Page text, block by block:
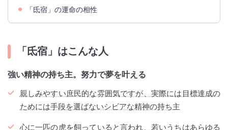
「氐宿」の運命の相性
「氐宿」はこんな人
強い精神の持ち主。努力で夢を叶える
親しみやすい庶民的な雰囲気ですが、実際には目標達成の
ためには手段を選ばないシビアな精神の持ち主
心に一匹の虎を飼っていると言われ、若いうちはあらゆる